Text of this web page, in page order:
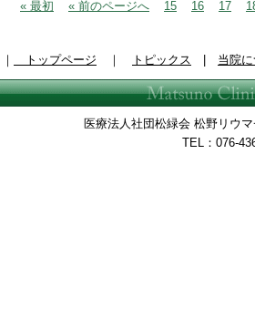
« 最初 « 前のページへ 15 16 17
｜ トップページ ｜ トピックス 当院
医療法人社団松緑会 松野リウ
TEL：076-